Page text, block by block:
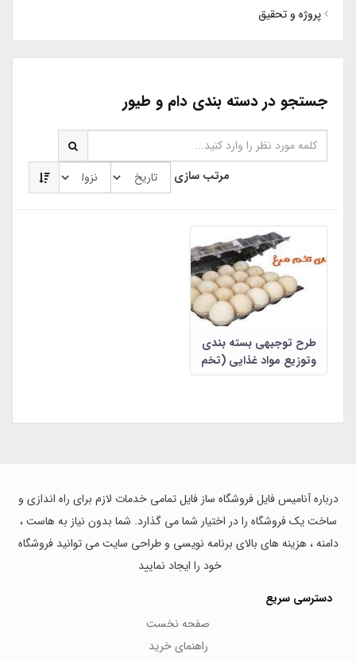
پروژه و تحقیق
جستجو در دسته بندی دام و طیور
مرتب سازی
طرح توجیهی بسته بندی
وتوزیع مواد غذایی (تخم
درباره آنامیس فایل فروشگاه ساز فایل تمامی خدمات لازم برای راه اندازی و
ساخت یک فروشگاه را در اختیار شما می گذارد. شما بدون نیاز به هاست ،
دامنه ، هزینه های بالای برنامه نویسی و طراحی سایت می توانید فروشگاه
خود را ایجاد نمایید
دسترسی سریع
صفحه نخست
راهنمای خرید